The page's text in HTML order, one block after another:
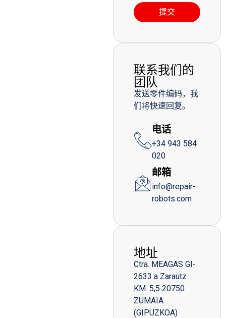
提交
联系我们的
团队
发送零件编码，我
们将快速回复。
电话
+34 943 584
020
邮箱
info@repair-
robots.com
地址
Ctra. MEAGAS GI-
2633 a Zarautz
KM. 5,5 20750
ZUMAIA
(GIPUZKOA)